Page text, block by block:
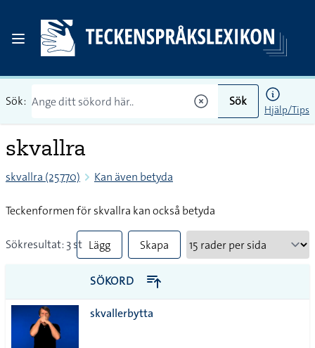
Sök: Sök
Hjälp/Tips
skvallra
skvallra (25770) Kan även betyda
Teckenformen för skvallra kan också betyda
Sökresultat: 3 st Lägg
till
alla i
Skapa
PDF
SÖKORD
skvallerbytta